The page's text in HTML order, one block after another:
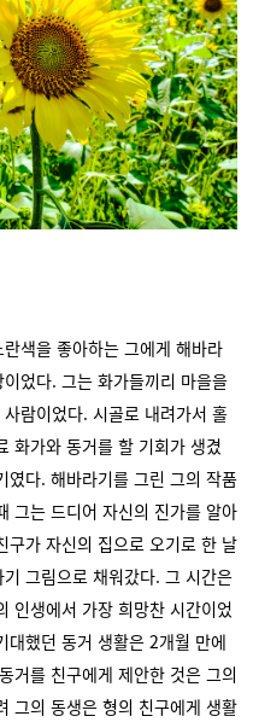
색을 좋아하는 그에게 해바라
었다. 그는 화가들끼리 마을을
람이었다. 시골로 내려가서 홀
화가와 동거를 할 기회가 생겼
였다. 해바라기를 그린 그의 작품
그는 드디어 자신의 진가를 알아
구가 자신의 집으로 오기로 한 날
그림으로 채워갔다. 그 시간은
인생에서 가장 희망찬 시간이었
대했던 동거 생활은 2개월 만에
거를 친구에게 제안한 것은 그의
그의 동생은 형의 친구에게 생활